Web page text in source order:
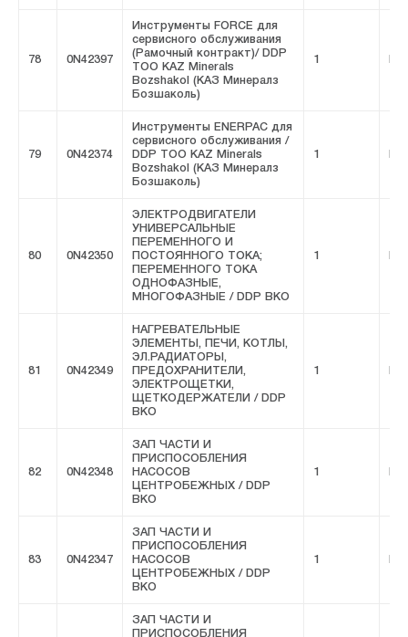
78 0N42397
Инструменты FORCE для
сервисного обслуживания
(Рамочный контракт)/ DDP
ТОО KAZ Minerals
Bozshakol (КАЗ Минералз
Бозшаколь)
1
79 0N42374
Инструменты ENERPAC для
сервисного обслуживания /
DDP ТОО KAZ Minerals
Bozshakol (КАЗ Минералз
Бозшаколь)
1
80 0N42350
ЭЛЕКТРОДВИГАТЕЛИ
УНИВЕРСАЛЬНЫЕ
ПЕРЕМЕННОГО И
ПОСТОЯННОГО ТОКА;
ПЕРЕМЕННОГО ТОКА
ОДНОФАЗНЫЕ,
МНОГОФАЗНЫЕ / DDP ВКО
1
81 0N42349
НАГРЕВАТЕЛЬНЫЕ
ЭЛЕМЕНТЫ, ПЕЧИ, КОТЛЫ,
ЭЛ.РАДИАТОРЫ,
ПРЕДОХРАНИТЕЛИ,
ЭЛЕКТРОЩЕТКИ,
ЩЕТКОДЕРЖАТЕЛИ / DDP
ВКО
1
82 0N42348
ЗАП ЧАСТИ И
ПРИСПОСОБЛЕНИЯ
НАСОСОВ
ЦЕНТРОБЕЖНЫХ / DDP
ВКО
1
83 0N42347
ЗАП ЧАСТИ И
ПРИСПОСОБЛЕНИЯ
НАСОСОВ
ЦЕНТРОБЕЖНЫХ / DDP
ВКО
1
ЗАП ЧАСТИ И
ПРИСПОСОБЛЕНИЯ